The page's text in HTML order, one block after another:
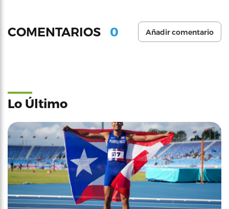
COMENTARIOS 0 Añadir comentario
Lo Último